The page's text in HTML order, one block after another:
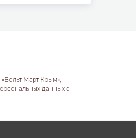
Март Крым»,
данных с